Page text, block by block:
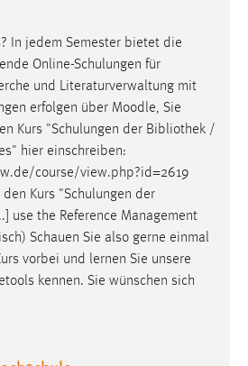
In jedem Semester bietet die
Online-Schulungen für
und Literaturverwaltung mit
erfolgen über Moodle, Sie
Kurs "Schulungen der Bibliothek /
hier einschreiben:
course/view.php?id=2619
Kurs "Schulungen der
use the Reference Management
Schauen Sie also gerne einmal
vorbei und lernen Sie unsere
kennen. Sie wünschen sich
mibew_locale, mibew-
Chatfunktion nutzen zu können.
= Sitzungslaufzeit, mibew_locale = 3
= 1 Jahr